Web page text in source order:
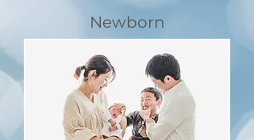
Newborn